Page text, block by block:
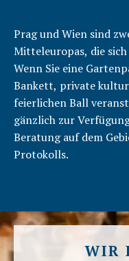
Prag und Wien sind
Mitteleuropas, die
Wenn Sie eine
Bankett, private
feierlichen Ball
gänzlich zur Verfügung. Nützen Sie auch
Beratung auf dem
Protokolls.
WIR